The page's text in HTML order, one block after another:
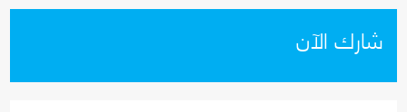
شارك الآن